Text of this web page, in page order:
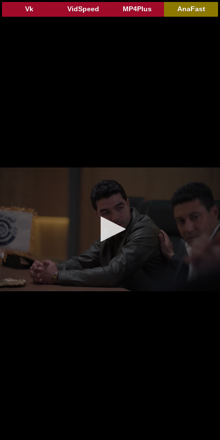
AnaFast
MP4Plus
VidSpeed
Vk